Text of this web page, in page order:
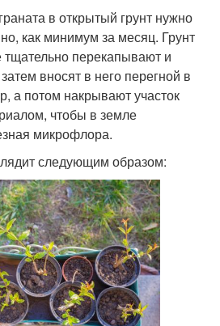
в открытый грунт нужно
как минимум за месяц. Грунт
перекапывают и
вносят в него перегной в
а потом накрывают участок
чтобы в земле
микрофлора.
следующим образом: